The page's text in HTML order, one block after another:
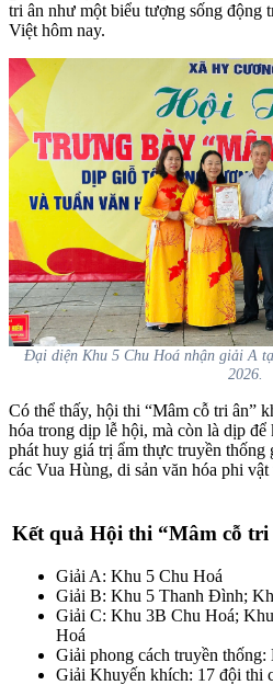
tri ân như một biểu tượng sống động
Việt hôm nay.
Đại diện Khu 5 Chu Hoá nhận giải A
2026.
Có thể thấy, hội thi “Mâm cỗ tri ân”
hóa trong dịp lễ hội, mà còn là dịp
phát huy giá trị ẩm thực truyền
các Vua Hùng, di sản văn hóa phi
Kết quả Hội thi “Mâm cỗ tri
Giải A: Khu 5 Chu Hoá
Giải B: Khu 5 Thanh Đình;
Giải C: Khu 3B Chu Hoá;
Hoá
Giải phong cách truyền thống:
Giải Khuyến khích: 17 đội thi